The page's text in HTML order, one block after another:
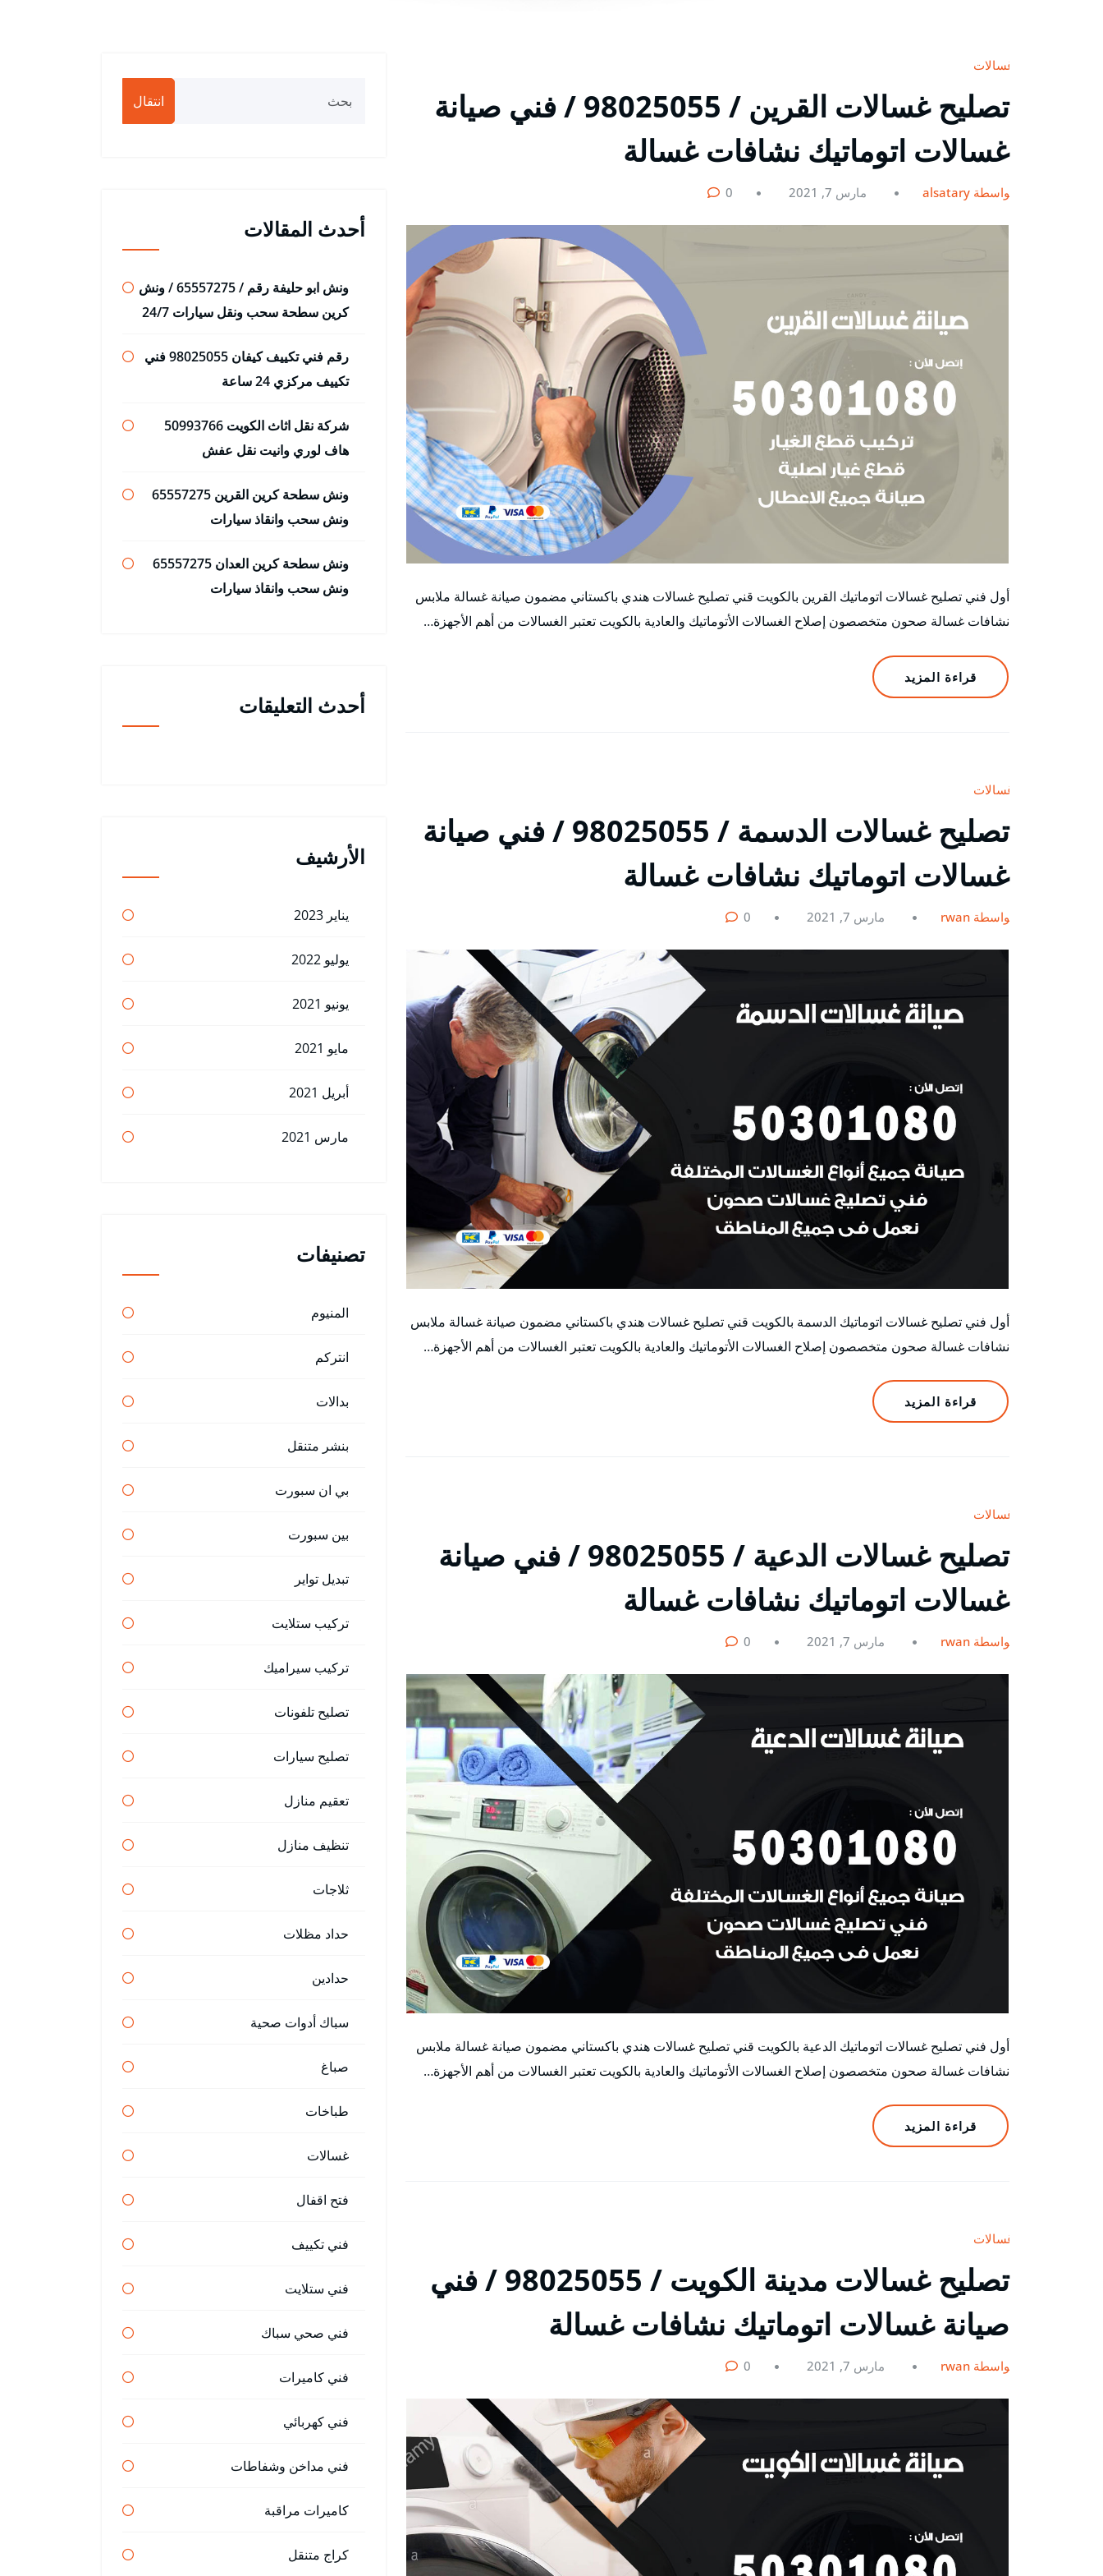
غسالات
تصليح غسالات القرين / 98025055 / فني صيانة
غسالات اتوماتيك نشافات غسالة
بواسطة alsatary مارس 7, 2021 0
أول فني تصليح غسالات اتوماتيك القرين بالكويت قني تصليح غسالات هندي باكستاني مضمون صيانة غسالة ملابس
نشافات غسالة صحون متخصصون إصلاح الغسالات الأتوماتيك والعادية بالكويت تعتبر الغسالات من أهم الأجهزة…
قراءة المزيد
غسالات
تصليح غسالات الدسمة / 98025055 / فني صيانة
غسالات اتوماتيك نشافات غسالة
بواسطة rwan مارس 7, 2021 0
أول فني تصليح غسالات اتوماتيك الدسمة بالكويت قني تصليح غسالات هندي باكستاني مضمون صيانة غسالة ملابس
نشافات غسالة صحون متخصصون إصلاح الغسالات الأتوماتيك والعادية بالكويت تعتبر الغسالات من أهم الأجهزة…
قراءة المزيد
غسالات
تصليح غسالات الدعية / 98025055 / فني صيانة
غسالات اتوماتيك نشافات غسالة
بواسطة rwan مارس 7, 2021 0
أول فني تصليح غسالات اتوماتيك الدعية بالكويت قني تصليح غسالات هندي باكستاني مضمون صيانة غسالة ملابس
نشافات غسالة صحون متخصصون إصلاح الغسالات الأتوماتيك والعادية بالكويت تعتبر الغسالات من أهم الأجهزة…
قراءة المزيد
غسالات
تصليح غسالات مدينة الكويت / 98025055 / فني
صيانة غسالات اتوماتيك نشافات غسالة
بواسطة rwan مارس 7, 2021 0
انتقال
أحدث المقالات
ونش ابو حليفة رقم / 65557275 / ونش
كرين سطحة سحب ونقل سيارات 24/7
رقم فني تكييف كيفان 98025055 فني
تكييف مركزي 24 ساعة
شركة نقل اثاث الكويت 50993766
هاف لوري وانيت نقل عفش
ونش سطحة كرين القرين 65557275
ونش سحب وانقاذ سيارات
ونش سطحة كرين العدان 65557275
ونش سحب وانقاذ سيارات
أحدث التعليقات
الأرشيف
يناير 2023
يوليو 2022
يونيو 2021
مايو 2021
أبريل 2021
مارس 2021
تصنيفات
المنيوم
انتركم
بدالات
بنشر متنقل
بي ان سبورت
بين سبورت
تبديل تواير
تركيب ستلايت
تركيب سيراميك
تصليح تلفونات
تصليح سيارات
تعقيم منازل
تنظيف منازل
ثلاجات
حداد مظلات
حدادين
سباك أدوات صحية
صباغ
طباخات
غسالات
فتح اقفال
فني تكييف
فني ستلايت
فني صحي سباك
فني كاميرات
فني كهربائي
فني مداخن وشفاطات
كاميرات مراقبة
كراج متنقل